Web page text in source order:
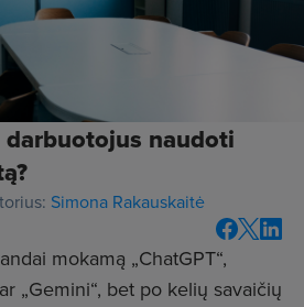
naudoti
Simona Rakauskaitė
mokamą „ChatGPT“,
„Gemini“, bet po kelių savaičių